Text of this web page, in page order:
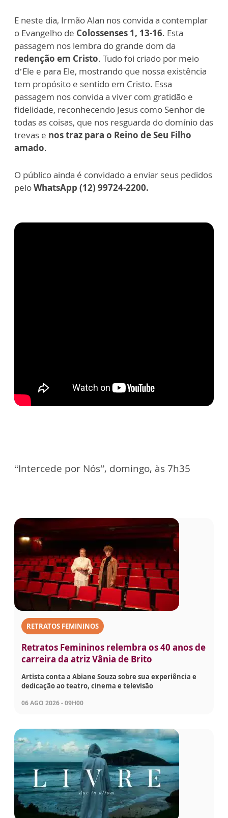
E neste dia, Irmão Alan nos convida a contemplar
o Evangelho de Colossenses 1, 13-16. Esta
passagem nos lembra do grande dom da
redenção em Cristo. Tudo foi criado por meio
d’Ele e para Ele, mostrando que nossa existência
tem propósito e sentido em Cristo. Essa
passagem nos convida a viver com gratidão e
fidelidade, reconhecendo Jesus como Senhor de
todas as coisas, que nos resguarda do domínio das
trevas e nos traz para o Reino de Seu Filho
amado.
O público ainda é convidado a enviar seus pedidos
peloWhatsApp (12) 99724-2200.
“Intercede por Nós”, domingo, às 7h35
RETRATOS FEMININOS
Retratos Femininos relembra os 40 anos de
carreira da atriz Vânia de Brito
Artista conta a Abiane Souza sobre sua experiência e
dedicação ao teatro, cinema e televisão
06 AGO 2026 - 09H00